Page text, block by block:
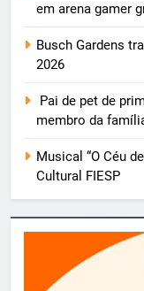
em arena gamer
Busch Gardens
2026
Pai de pet de
membro da
Musical “O Céu
Cultural FIESP